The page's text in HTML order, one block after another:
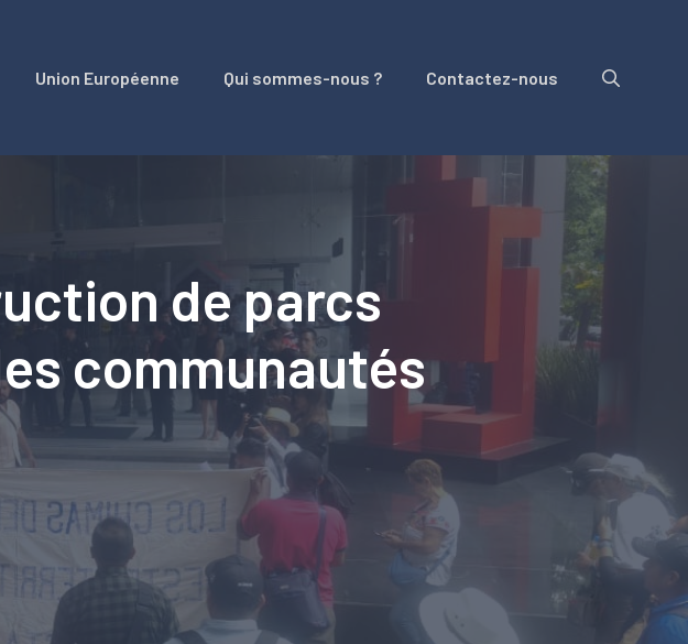
Union Européenne Qui sommes-nous ? Contactez-nous
de parcs
communautés